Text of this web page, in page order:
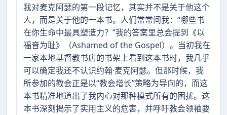
我对麦克阿瑟的第一段记忆，其实并不是关于他这个
人，而是关于他的一本书。人们常常问我：“哪些书
在你生命中最具塑造力？”我的答案里总会提到《以
福音为耻》（Ashamed of the Gospel）。当初我在
一家本地基督教书店的书架上看到这本书时，我几乎
可以确定我还不认识约翰·麦克阿瑟。但那时候，我
所参加的教会正是以“教会增长”策略为导向的，而这
本书精准地道出了我内心对那种模式所有的困扰。这
本书深刻揭示了实用主义的危害，并呼吁教会领袖要